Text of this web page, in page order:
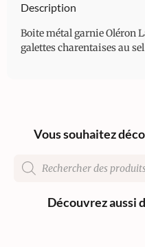
Description
Boite métal garnie Oléron
galettes charentaises au sel
Vous souhaitez
Découvrez aussi